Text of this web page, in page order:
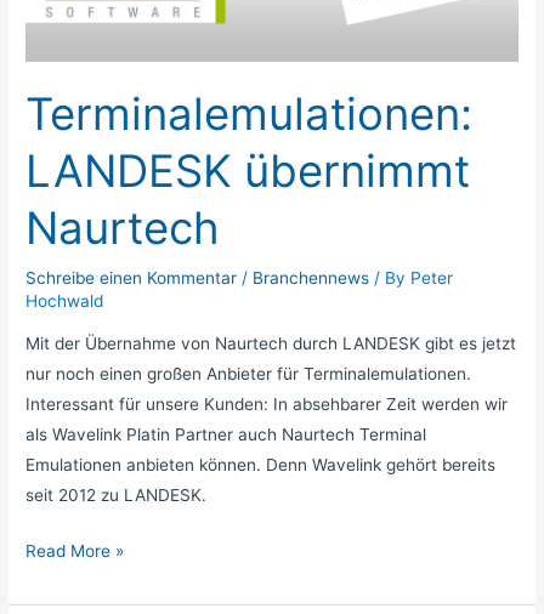
Terminalemulationen:
LANDESK übernimmt
Naurtech
Schreibe einen Kommentar / Branchennews / By Peter
Hochwald
Mit der Übernahme von Naurtech durch LANDESK gibt es jetzt
nur noch einen großen Anbieter für Terminalemulationen.
Interessant für unsere Kunden: In absehbarer Zeit werden wir
als Wavelink Platin Partner auch Naurtech Terminal
Emulationen anbieten können. Denn Wavelink gehört bereits
seit 2012 zu LANDESK.
Read More »